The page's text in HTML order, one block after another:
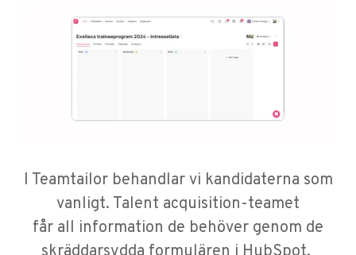
I Teamtailor behandlar vi kandidaterna som
vanligt. Talent acquisition-teamet
får all information de behöver genom de